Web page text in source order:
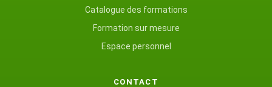
Catalogue des formations
Formation sur mesure
Espace personnel
CONTACT